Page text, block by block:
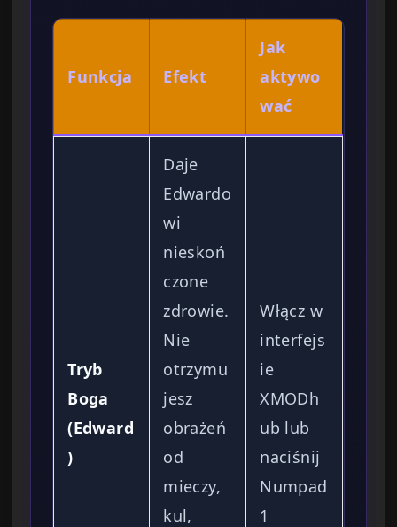
Funkcja Efekt
Jak
aktywo
wać
Tryb
Boga
(Edward
)
Daje
Edwardo
wi
nieskoń
czone
zdrowie.
Nie
otrzymu
jesz
obrażeń
od
mieczy,
kul,
Włącz w
interfejs
ie
XMODh
ub lub
naciśnij
Numpad
1